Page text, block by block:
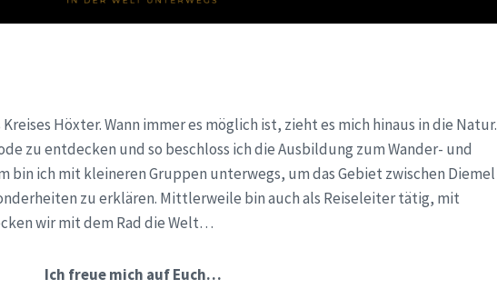
Höxter. Wann immer es möglich ist, zieht es mich hinaus in die Natur.
zu entdecken und so beschloss ich die Ausbildung zum Wander- und
bin ich mit kleineren Gruppen unterwegs, um das Gebiet zwischen Diemel
zu erklären. Mittlerweile bin auch als Reiseleiter tätig, mit
wir mit dem Rad die Welt…
Ich freue mich auf Euch…